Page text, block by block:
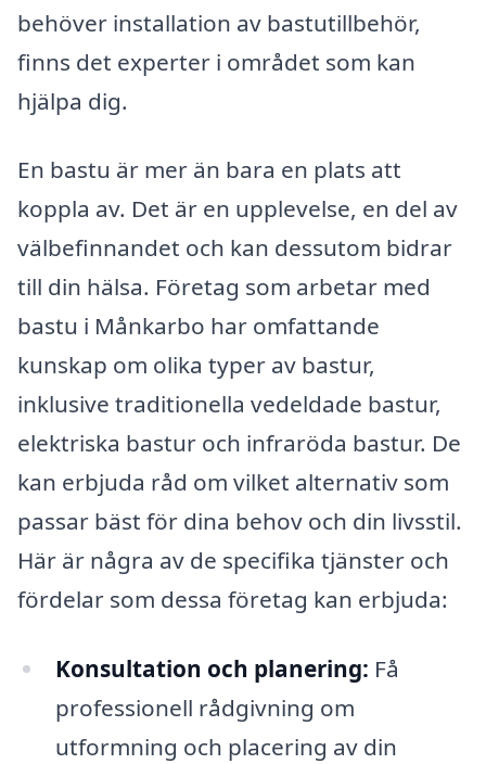
behöver installation av bastutillbehör,
finns det experter i området som kan
hjälpa dig.
En bastu är mer än bara en plats att
koppla av. Det är en upplevelse, en del av
välbefinnandet och kan dessutom bidrar
till din hälsa. Företag som arbetar med
bastu i Månkarbo har omfattande
kunskap om olika typer av bastur,
inklusive traditionella vedeldade bastur,
elektriska bastur och infraröda bastur. De
kan erbjuda råd om vilket alternativ som
passar bäst för dina behov och din livsstil.
Här är några av de specifika tjänster och
fördelar som dessa företag kan erbjuda:
Konsultation och planering: Få
professionell rådgivning om
utformning och placering av din